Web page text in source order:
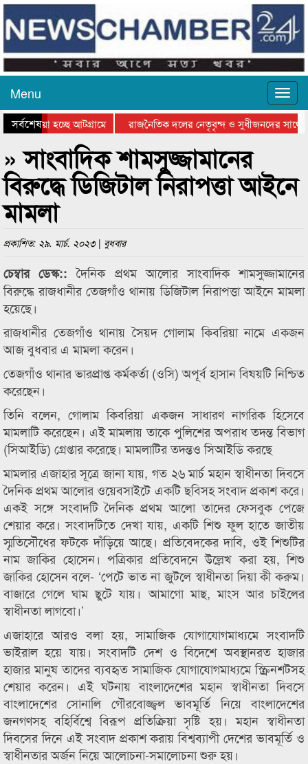
Menu
সর্বশেষ
যাওয়া হচ্ছে আটগ্রামে
রাজনৈতিক দলের নেতৃবৃন্দ ও সুধীজনদের সাথে
পুরস্কার বিতরণ সম্পন্ন
» সাংবাদিক শামসুজ্জামানের
বিরুদ্ধে ডিজিটাল নিরাপত্তা আইনে
মামলা
প্রকাশিত: ২৯. মার্চ. ২০২৩ | বুধবার
চেম্বার ডেস্ক::দৈনিক প্রথম আলোর সাংবাদিক শামসুজ্জামানের
বিরুদ্ধে রাজধানীর তেজগাঁও থানায় ডিজিটাল নিরাপত্তা আইনে মামলা
হয়েছে।
রাজধানীর তেজগাঁও থানায় সৈয়দ গোলাম কিবরিয়া নামে একজন
আজ বুধবার এ মামলা করেন।
তেজগাঁও থানার ভারপ্রাপ্ত কর্মকর্তা (ওসি) অপূর্ব হাসান বিষয়টি নিশ্চিত
করেছেন।
তিনি বলেন, গোলাম কিবরিয়া একজন সাধারণ নাগরিক হিসেবে
মামলাটি করেছেন। এই মামলায় তাকে পুলিশের অপরাধ তদন্ত বিভাগ
(সিআইডি) গ্রেপ্তার করেছে। মামলাটির তদন্তও সিআইডি করছে
মামলার এজাহার সূত্রে জানা যায়, গত ২৬ মার্চ মহান স্বাধীনতা দিবসে
দৈনিক প্রথম আলোর ওয়েবসাইটে একটি ছবিসহ সংবাদ প্রকাশ করে।
একই সঙ্গে সংবাদটি দৈনিক প্রথম আলো তাদের ফেসবুক পেজে
শেয়ার করে। সংবাদটিতে দেখা যায়, একটি শিশু ফুল হাতে জাতীয়
স্মৃতিসৌধের ফটকে দাঁড়িয়ে আছে। প্রতিবেদকের দাবি, ওই শিশুটির
নাম জাকির হোসেন। পত্রিকার প্রতিবেদনে উল্লেখ করা হয়, শিশু
জাকির হোসেন বলে- ‘পেটে ভাত না জুটলে স্বাধীনতা দিয়া কী করুম।
বাজারে গেলে ঘাম ছুটে যায়। আমাগো মাছ, মাংস আর চাইলের
স্বাধীনতা লাগবো।’
এজাহারে আরও বলা হয়, সামাজিক যোগাযোগমাধ্যমে সংবাদটি
ভাইরাল হয়ে যায়। সংবাদটি দেশ ও বিদেশে অবস্থানরত হাজার
হাজার মানুষ তাদের ব্যবহৃত সামাজিক যোগাযোগমাধ্যমে স্ক্রিনশটসহ
শেয়ার করেন। এই ঘটনায় বাংলাদেশের মহান স্বাধীনতা দিবসে
বাংলাদেশের সোনালি গৌরবোজ্জ্বল ভাবমূর্তি নিয়ে বাংলাদেশের
জনগণসহ বহির্বিশ্বে বিরূপ প্রতিক্রিয়া সৃষ্টি হয়। মহান স্বাধীনতা
দিবসের দিনে এই সংবাদ প্রকাশ করায় বিশ্বব্যাপী দেশের ভাবমূর্তি ও
স্বাধীনতার অর্জন নিয়ে আলোচনা-সমালোচনা শুরু হয়।